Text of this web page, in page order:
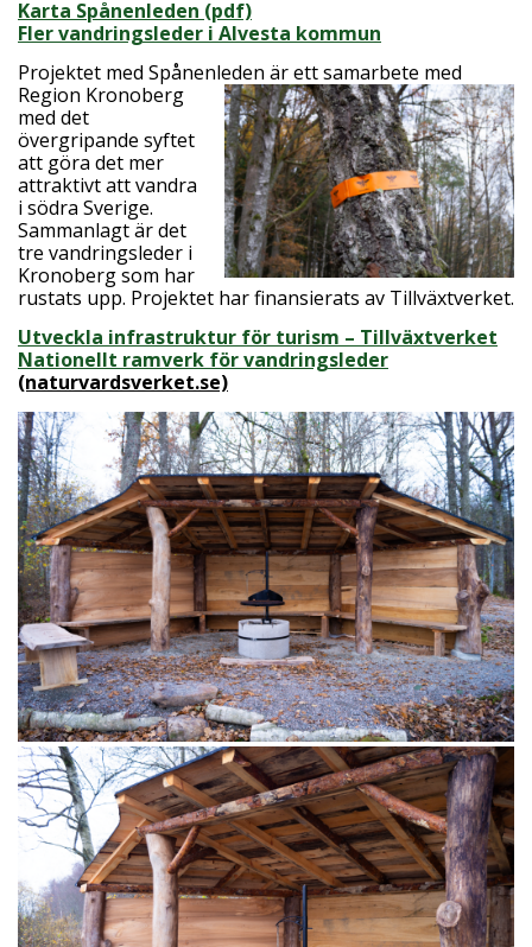
Karta Spånenleden (pdf)
Fler vandringsleder i Alvesta kommun
Projektet med Spånenleden är ett samarbete med
Region Kronoberg
med det
övergripande syftet
att göra det mer
attraktivt att vandra
i södra Sverige.
Sammanlagt är det
tre vandringsleder i
Kronoberg som har
rustats upp. Projektet har finansierats av Tillväxtverket.
Utveckla infrastruktur för turism – Tillväxtverket
Nationellt ramverk för vandringsleder
(naturvardsverket.se)